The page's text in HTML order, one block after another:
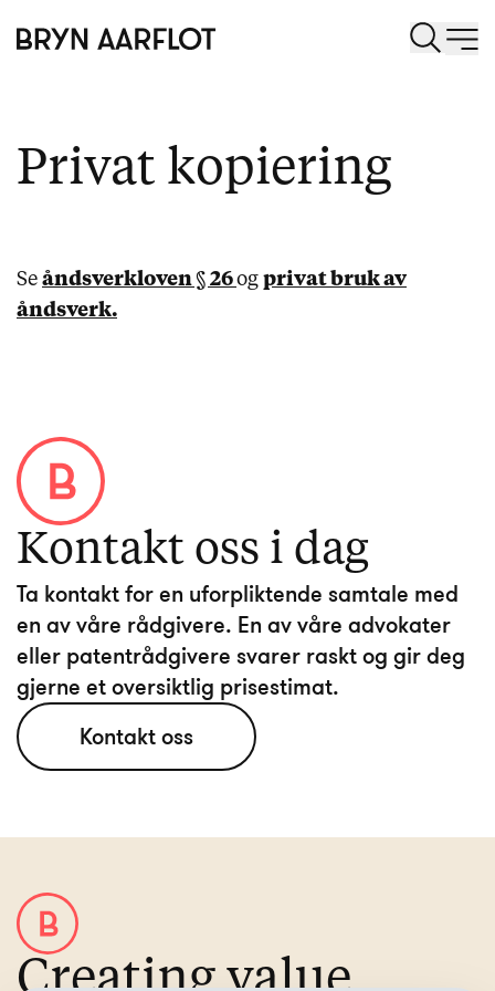
Privat kopiering
Se åndsverkloven § 26og privat bruk av
åndsverk.
Kontakt oss i dag
Ta kontakt for en uforpliktende samtale med
en av våre rådgivere. En av våre advokater
eller patentrådgivere svarer raskt og gir deg
Kontakt oss